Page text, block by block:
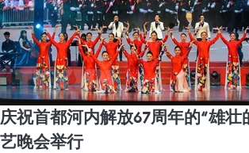
庆祝首都河内解放67周年的“雄壮
艺晚会举行